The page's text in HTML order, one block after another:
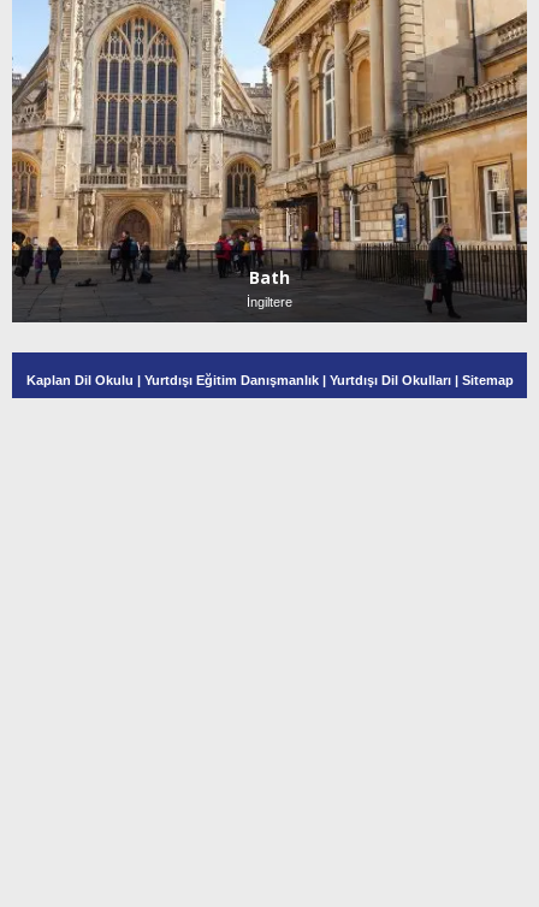
Bath
İngiltere
Kaplan Dil Okulu Yurtdışı Eğitim Danışmanlık| Yurtdışı Dil Okulları| Sitemap